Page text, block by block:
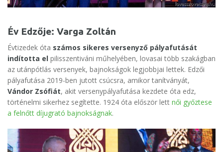
Év Edzője: Varga Zoltán
Évtizedek óta számos sikeres versenyző pályafutását
indította el pilisszentiváni műhelyében, lovasai több szakágban
az utánpótlás versenyek, bajnokságok legjobbjai lettek. Edzői
pályafutása 2019-ben jutott csúcsra, amikor tanítványát,
Vándor Zsófiát, akit versenypályafutása kezdete óta edz,
történelmi sikerhez segítette. 1924 óta először lett női győztese
a felnőtt díjugrató bajnokságnak.